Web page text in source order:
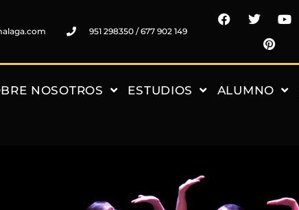
951 298350 / 677 902 149
NOSOTROS ESTUDIOS ALUMNO